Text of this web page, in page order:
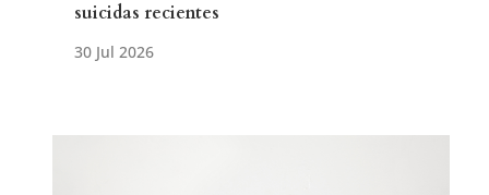
suicidas recientes